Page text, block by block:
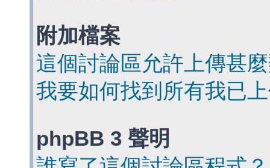
附加檔案
這個討論區允許上傳甚
我要如何找到所有我已
phpBB 3 聲明